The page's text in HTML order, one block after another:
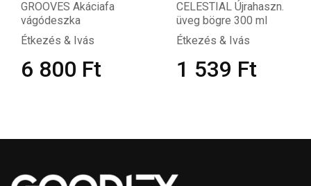
GROOVES Akáciafa
vágódeszka
Étkezés & Ivás
6 800 Ft
CELESTIAL Újrahaszn.
üveg bögre 300 ml
Étkezés & Ivás
1 539 Ft